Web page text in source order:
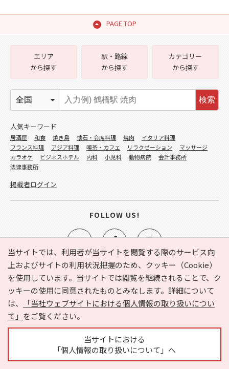
PAGE TOP
当サイトでは、利用者が当サイトを閲覧する際のサービス向
上およびサイトの利用状況把握のため、クッキー（Cookie）
を使用しています。当サイトでは閲覧を継続されることで、ク
ッキーの使用に同意されたものとみなします。詳細について
は、
「当社ウェブサイトにおける個人情報の取り扱いについ
て」 をご覧ください。
当サイトにおける
「個人情報の取り扱いについて」へ
e-NAVITA（イーナビタ）とは？ お気に入り
ヘルプ
利用規約
個人情報の取り扱いについて
運営会社
サイトマップ
広告掲載に関するお問い合わせ
エリア
から探す
駅・路線
から探す
カテゴリー
から探す
検索
人気キーワード
居酒屋 和食 焼き鳥 懐石・会席料理 焼肉
イタリア料理
フランス料理
アジア料理 喫茶・カフェ リラクゼーション
マッサージ
カラオケ
ビジネスホテル 内科 小児科 動物病院
会計事務所
法律事務所
掲載者ログイン
FOLLOW US!